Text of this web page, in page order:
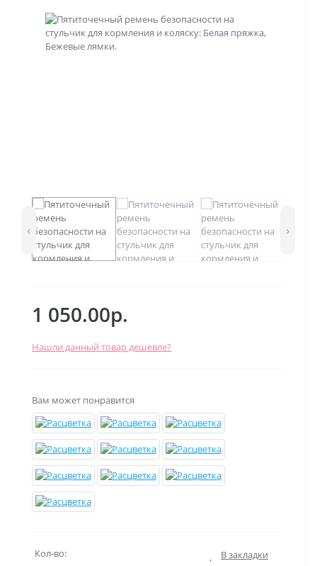
‹ ›
1 050.00р.
Нашли данный товар дешевле?
Вам может понравится
Кол-во:
В закладки